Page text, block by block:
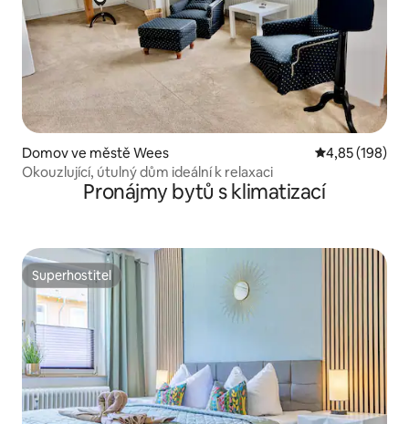
Domov ve městě Wees Průměrné
4,85 (198)
Okouzlující, útulný dům ideální k relaxaci
Pronájmy bytů s klimatizací
Superhostitel
Superhostitel